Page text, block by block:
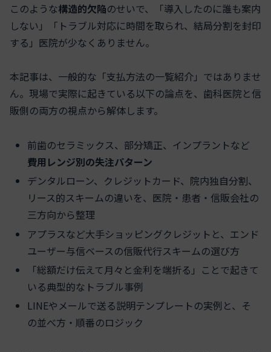
このような構造的欠陥のせいで、「導入したのに誰も案内
しない」「トラブル対応に時間を取られ、結局分割を封印
する」医院が少なくありません。
本記事は、一般的な「支払方法の一覧紹介」ではありませ
ん。現場で実際に起きている以下の論点を、歯科医院と信
販側の両方の視点から解体します。
前歯のセラミックス、部分矯正、インプラントなど
費用レンジ別の失注パターン
デンタルローン、クレジットカード、院内独自分割、
リース的スキームの違いを、医院・患者・信販会社の
三方向から整理
アプラスなど大手ショッピングクレジットと、エンド
ユーザー与信ベースの信販代行スキームの選び方
「総額だけ伝えて月々と金利を端折る」ことで起きて
いる典型的なトラブル事例
LINEやメールで送る説明テンプレートの実例と、そ
の並べ方・順番のロジック